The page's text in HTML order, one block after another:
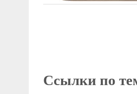
Ссылки по